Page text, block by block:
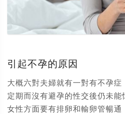
引起不孕的原因
大概六對夫婦就有一對有不孕
定期而沒有避孕的性交後仍未
女性方面要有排卵和輸卵管暢